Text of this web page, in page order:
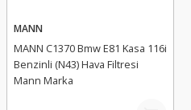
MANN
MANN C1370 Bmw E81 Kasa 116i
Benzinli (N43) Hava Filtresi
Mann Marka